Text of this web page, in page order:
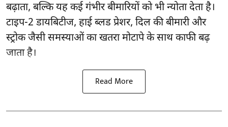
बढ़ाता, बल्कि यह कई गंभीर बीमारियों को भी न्योता देता है।
टाइप-2 डायबिटीज, हाई ब्लड प्रेशर, दिल की बीमारी और
स्ट्रोक जैसी समस्याओं का खतरा मोटापे के साथ काफी बढ़
जाता है।
Read More